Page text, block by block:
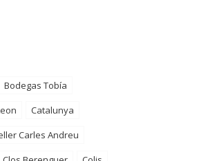
Bodegas Tobía
Catalunya
Carles Andreu